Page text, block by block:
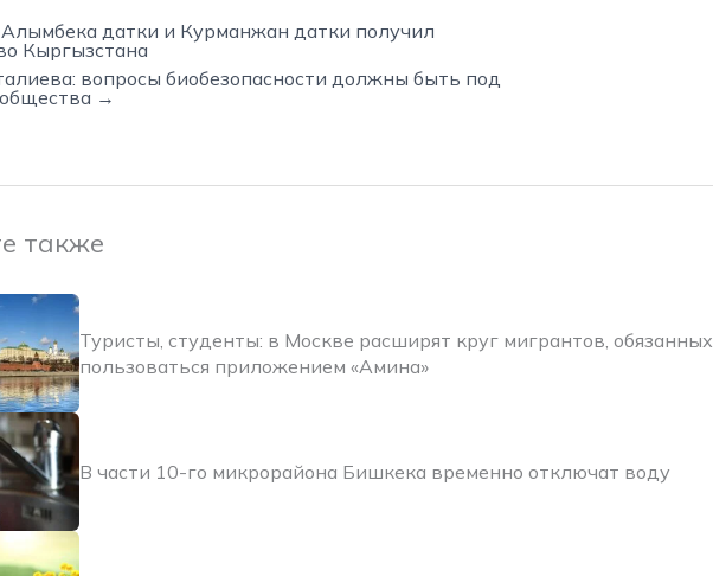
датки и Курманжан датки получил
Кыргызстана
вопросы биобезопасности должны быть под
→
также
Туристы, студенты: в Москве расширят круг мигрантов, обязанных
пользоваться приложением «Амина»
В части 10-го микрорайона Бишкека временно отключат воду